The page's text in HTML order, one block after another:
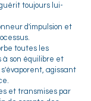
toujours lui-
d'impulsion et
toutes les
à son équilibre et
agissant
et transmises par